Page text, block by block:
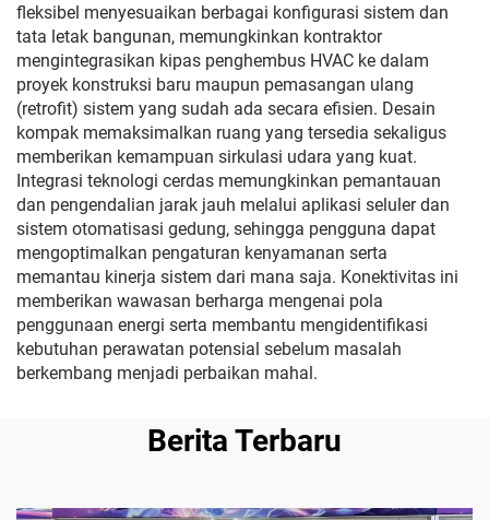
fleksibel menyesuaikan berbagai konfigurasi sistem dan
tata letak bangunan, memungkinkan kontraktor
mengintegrasikan kipas penghembus HVAC ke dalam
proyek konstruksi baru maupun pemasangan ulang
(retrofit) sistem yang sudah ada secara efisien. Desain
kompak memaksimalkan ruang yang tersedia sekaligus
memberikan kemampuan sirkulasi udara yang kuat.
Integrasi teknologi cerdas memungkinkan pemantauan
dan pengendalian jarak jauh melalui aplikasi seluler dan
sistem otomatisasi gedung, sehingga pengguna dapat
mengoptimalkan pengaturan kenyamanan serta
memantau kinerja sistem dari mana saja. Konektivitas ini
memberikan wawasan berharga mengenai pola
penggunaan energi serta membantu mengidentifikasi
kebutuhan perawatan potensial sebelum masalah
berkembang menjadi perbaikan mahal.
Berita Terbaru